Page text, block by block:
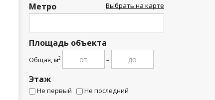
Метро Выбрать на карте
Площадь объекта
Общая, м2 –
Этаж
Не первый Не последний